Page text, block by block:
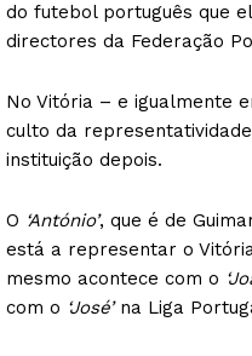
do futebol português que
directores da Federação
No Vitória – e igualmente
culto da
instituição depois.
O ‘António’, que é de
está a representar o
mesmo acontece com o
com o ‘José’na Liga